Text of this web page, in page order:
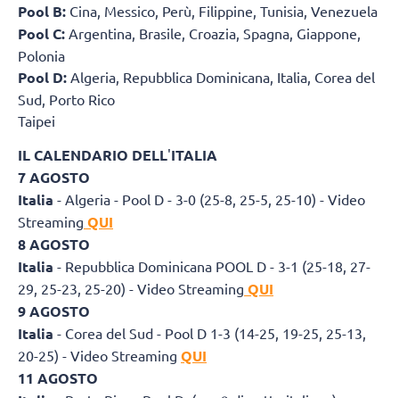
Pool B: Cina, Messico, Perù, Filippine, Tunisia, Venezuela
Pool C: Argentina, Brasile, Croazia, Spagna, Giappone,
Polonia
Pool D: Algeria, Repubblica Dominicana, Italia, Corea del
Sud, Porto Rico
Taipei
IL CALENDARIO DELL'ITALIA
7 AGOSTO
Italia - Algeria - Pool D - 3-0 (25-8, 25-5, 25-10) - Video
Streaming QUI
8 AGOSTO
Italia - Repubblica Dominicana POOL D - 3-1 (25-18, 27-
29, 25-23, 25-20) - Video Streaming QUI
9 AGOSTO
Italia - Corea del Sud - Pool D 1-3 (14-25, 19-25, 25-13,
20-25) - Video Streaming QUI
11 AGOSTO